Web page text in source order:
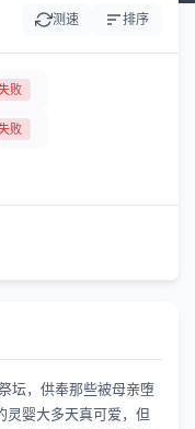
测速 排序
败
败
坛，供奉那些被母亲堕
灵婴大多天真可爱，但